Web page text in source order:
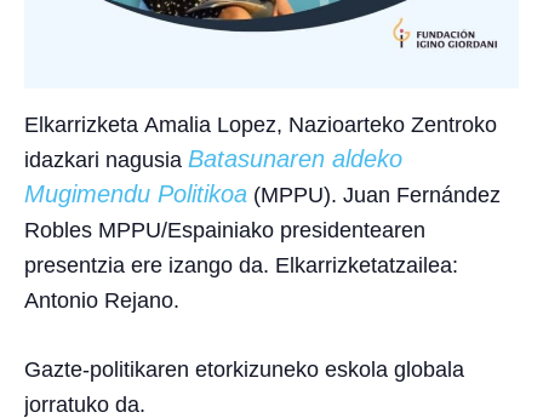
Elkarrizketa Amalia Lopez, Nazioarteko Zentroko
idazkari nagusia Batasunaren aldeko
Mugimendu Politikoa (MPPU). Juan Fernández
Robles MPPU/Espainiako presidentearen
presentzia ere izango da. Elkarrizketatzailea:
Antonio Rejano.
Gazte-politikaren etorkizuneko eskola globala
jorratuko da.